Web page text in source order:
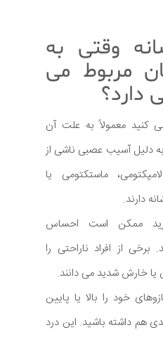
وقتی به
مربوط می
معمولاً به علت آن
به دلیل آسیب عصبی ناشی از
ماستکتومی یا
دارند.
ممکن است احساس
از افراد ناراحتی را
خارش شدید می دانند.
خود را بالا یا پایین
هم داشته باشید. این درد